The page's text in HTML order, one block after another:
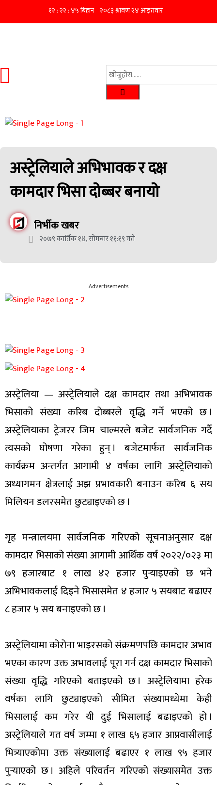
अस्ट्रेलियाले अभिभावक र दक्ष
कामदार भिसा दोब्बर बनायो
निर्भीक खबर
२०७९ कार्तिक १४, सोमबार ११:१९ गते
Advertisements
अस्ट्रेलिया — अस्ट्रेलियाले दक्ष कामदार तथा अभिभावक
भिसाको संख्या करिब दोब्बरले वृद्धि गर्ने भएको छ ।
अस्ट्रेलियाका ट्रेजरर जिम चाल्मरले बजेट सार्वजनिक गर्दै
त्यसको घोषणा गरेका हुन् । बजेटमार्फत सार्वजनिक
कार्यक्रम अन्तर्गत आगामी ४ वर्षका लागि अस्ट्रेलियाको
अध्यागमन क्षेत्रलाई अझ प्रभावकारी बनाउन करिब ६ सय
मिलियन डलरसमेत छुट्याइएको छ ।
गृह मन्त्रालयमा सार्वजनिक गरिएको सूचनाअनुसार दक्ष
कामदार भिसाको संख्या आगामी आर्थिक वर्ष २०२२/०२३ मा
७९ हजारबाट १ लाख ४२ हजार पुर्‍याइएको छ भने
अभिभावकलाई दिइने भिसासमेत ४ हजार ५ सयबाट बढाएर
८ हजार ५ सय बनाइएको छ ।
अस्ट्रेलियामा कोरोना भाइरसको संक्रमणपछि कामदार अभाव
भएका कारण उक्त अभावलाई पूरा गर्न दक्ष कामदार भिसाको
संख्या वृद्धि गरिएको बताइएको छ । अस्ट्रेलियामा हरेक
वर्षका लागि छुट्याइएको सीमित संख्यामध्येमा केही
भिसालाई कम गरेर यी दुई भिसालाई बढाइएको हो ।
अस्ट्रेलियाले गत वर्ष जम्मा १ लाख ६५ हजार आप्रवासीलाई
भित्र्याएकोमा उक्त संख्यालाई बढाएर १ लाख ९५ हजार
पुर्‍याएको छ । अहिले परिवर्तन गरिएको संख्यासमेत उक्त